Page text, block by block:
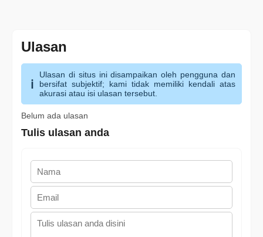
Ulasan
Ulasan di situs ini disampaikan oleh pengguna dan
bersifat subjektif; kami tidak memiliki kendali atas
akurasi atau isi ulasan tersebut.
Belum ada ulasan
Tulis ulasan anda